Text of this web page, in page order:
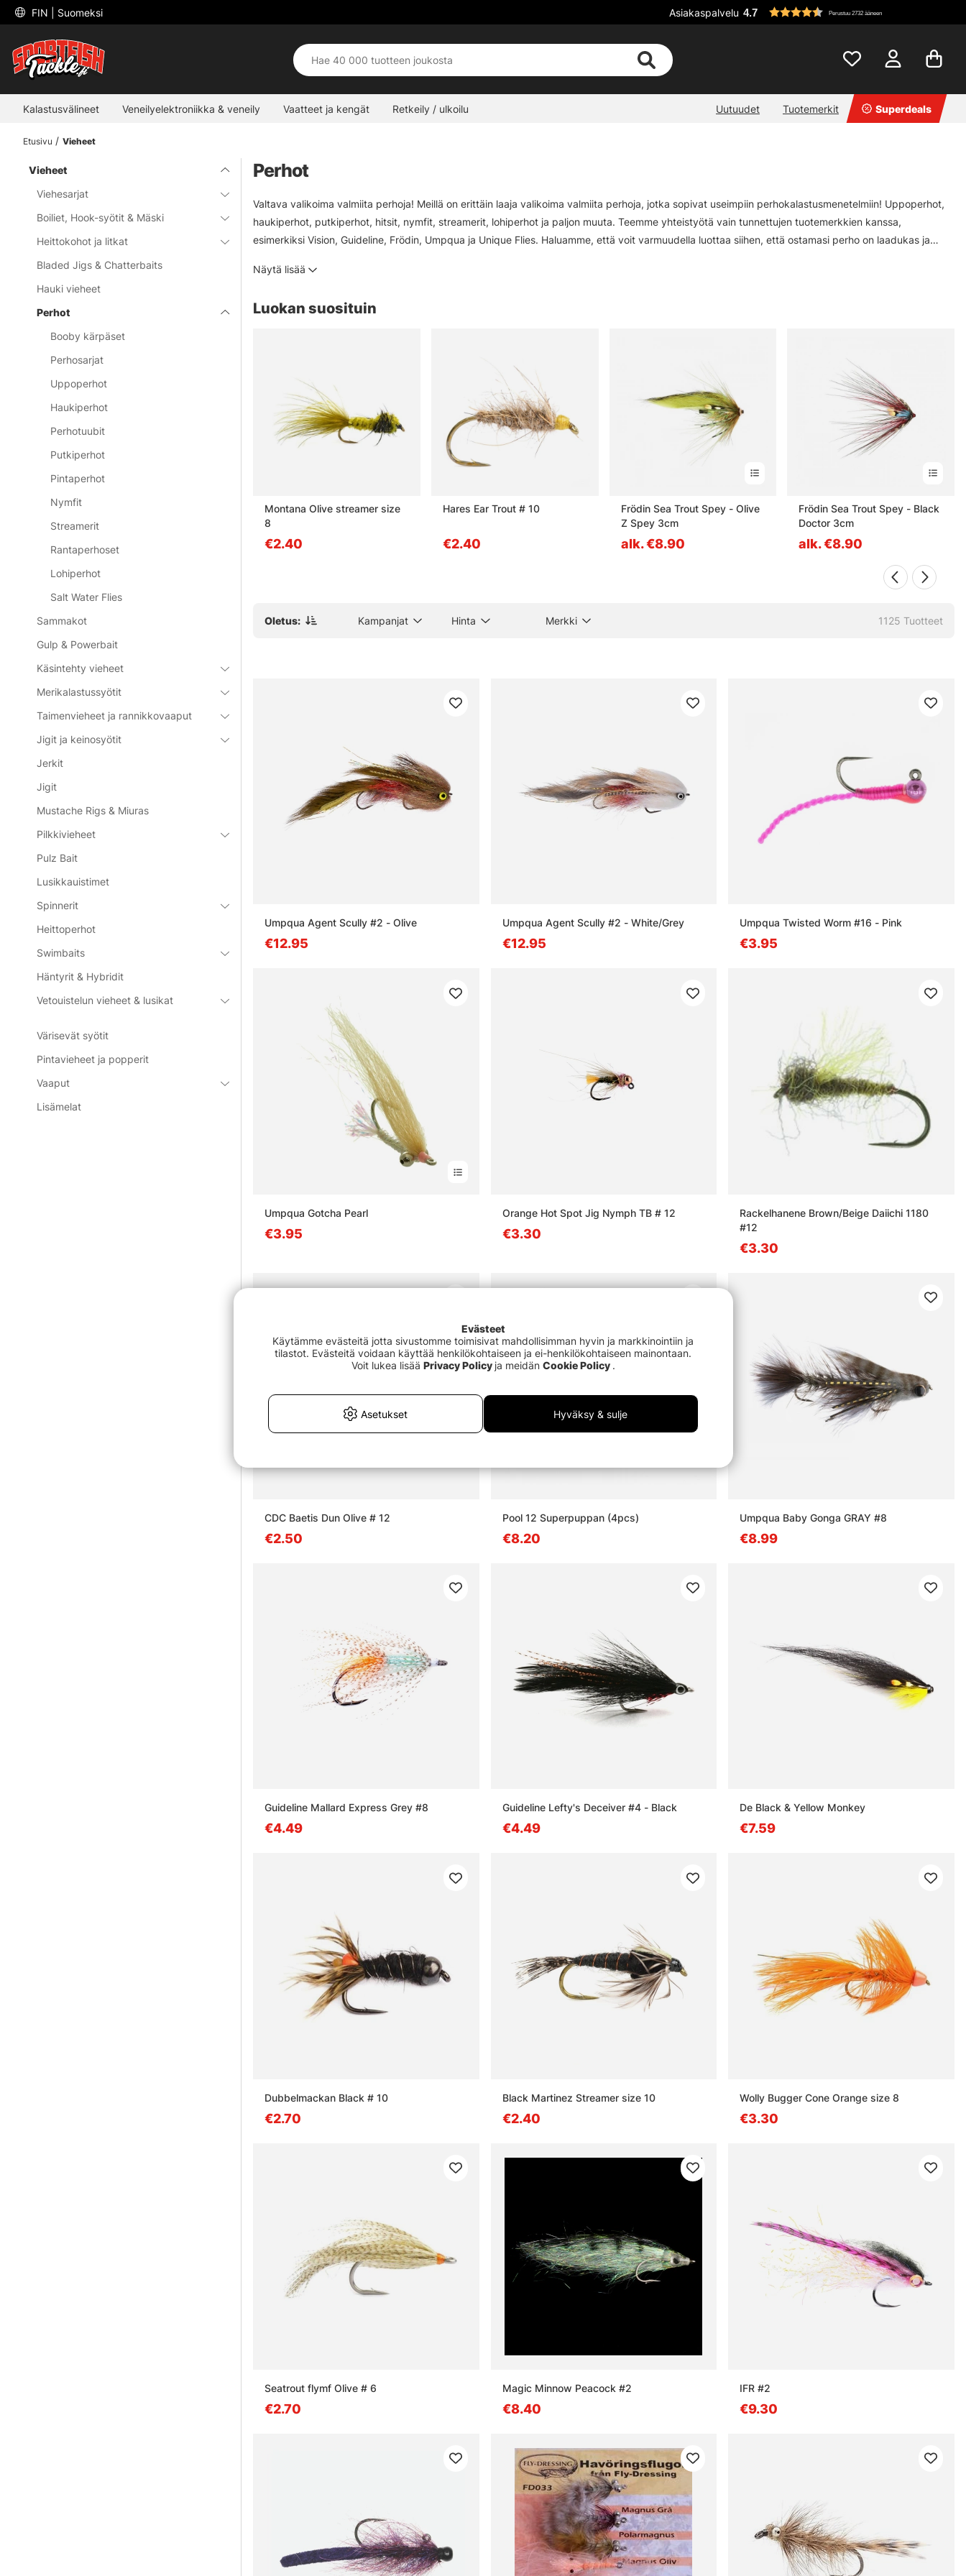
FIN | Suomeksi Asiakaspalvelu 4.7 Perustuu 2732 ääneen
Kalastusvälineet Veneilyelektroniikka & veneily Vaatteet ja kengät Retkeily / ulkoilu Uutuudet Tuotemerkit Superdeals
Etusivu Vieheet
Vieheet
Viehesarjat
Boiliet, Hook-syötit & Mäski
Heittokohot ja litkat
Bladed Jigs & Chatterbaits
Hauki vieheet
Perhot
Booby kärpäset
Perhosarjat
Uppoperhot
Haukiperhot
Perhotuubit
Putkiperhot
Pintaperhot
Nymfit
Streamerit
Rantaperhoset
Lohiperhot
Salt Water Flies
Sammakot
Gulp & Powerbait
Käsintehty vieheet
Merikalastussyötit
Taimenvieheet ja rannikkovaaput
Jigit ja keinosyötit
Jerkit
Jigit
Mustache Rigs & Miuras
Pilkkivieheet
Pulz Bait
Lusikkauistimet
Spinnerit
Heittoperhot
Swimbaits
Häntyrit & Hybridit
Vetouistelun vieheet & lusikat
Värisevät syötit
Pintavieheet ja popperit
Vaaput
Lisämelat
Perhot
Valtava valikoima valmiita perhoja! Meillä on erittäin laaja valikoima valmiita perhoja, jotka sopivat useimpiin perhokalastusmenetelmiin! Uppoperhot,
haukiperhot, putkiperhot, hitsit, nymfit, streamerit, lohiperhot ja paljon muuta. Teemme yhteistyötä vain tunnettujen tuotemerkkien kanssa,
esimerkiksi Vision, Guideline, Frödin, Umpqua ja Unique Flies. Haluamme, että voit varmuudella luottaa siihen, että ostamasi perho on laadukas ja
mielin!
Näytä lisää
Luokan suosituin
Doctor 3cm
alk. €8.90
Montana Olive streamer size
8
€2.40
Hares Ear Trout # 10
€2.40
Frödin Sea Trout Spey - Olive
Z Spey 3cm
alk. €8.90
Frödin Sea Trout Spey - Black
Doctor 3cm
alk. €8.90
Oletus: Kampanjat Hinta Merkki 1125 Tuotteet
Umpqua Agent Scully #2 - Olive
€12.95
Umpqua Agent Scully #2 - White/Grey
€12.95
Umpqua Twisted Worm #16 - Pink
€3.95
Umpqua Gotcha Pearl
€3.95
Orange Hot Spot Jig Nymph TB # 12
€3.30
Rackelhanene Brown/Beige Daiichi 1180
#12
€3.30
CDC Baetis Dun Olive # 12
€2.50
Pool 12 Superpuppan (4pcs)
€8.20
Umpqua Baby Gonga GRAY #8
€8.99
Guideline Mallard Express Grey #8
€4.49
Guideline Lefty's Deceiver #4 - Black
€4.49
De Black & Yellow Monkey
€7.59
Dubbelmackan Black # 10
€2.70
Black Martinez Streamer size 10
€2.40
Wolly Bugger Cone Orange size 8
€3.30
Seatrout flymf Olive # 6
€2.70
Magic Minnow Peacock #2
€8.40
IFR #2
€9.30
Evästeet
Käytämme evästeitä jotta sivustomme toimisivat mahdollisimman hyvin ja markkinointiin ja
tilastot. Evästeitä voidaan käyttää henkilökohtaiseen ja ei-henkilökohtaiseen mainontaan.
Voit lukea lisää Privacy Policy ja meidän Cookie Policy .
Asetukset Hyväksy & sulje